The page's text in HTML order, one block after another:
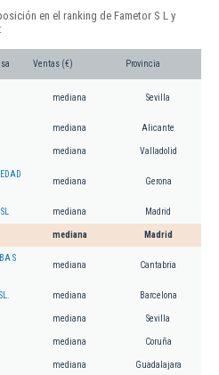
en el ranking de Fametor S L y
Ventas (€) Provincia
mediana Sevilla
mediana Alicante
mediana Valladolid
mediana Gerona
mediana Madrid
mediana Madrid
S
mediana Cantabria
mediana Barcelona
mediana Sevilla
mediana Coruña
mediana Guadalajara